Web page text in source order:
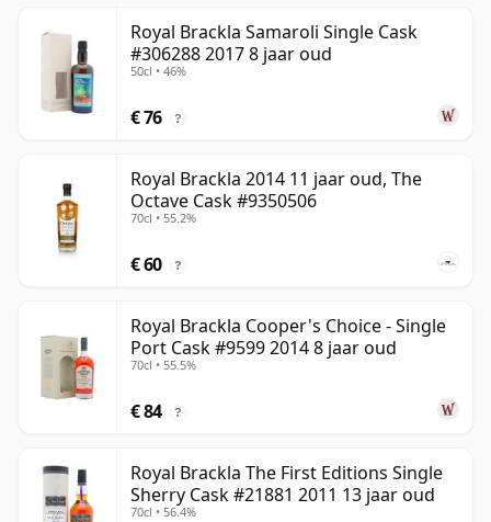
Royal Brackla Samaroli Single Cask
#306288 2017 8 jaar oud
50cl • 46%
€ 76 ?
Royal Brackla 2014 11 jaar oud, The
Octave Cask #9350506
70cl • 55.2%
€ 60 ?
Royal Brackla Cooper's Choice - Single
Port Cask #9599 2014 8 jaar oud
70cl • 55.5%
€ 84 ?
Royal Brackla The First Editions Single
Sherry Cask #21881 2011 13 jaar oud
70cl • 56.4%